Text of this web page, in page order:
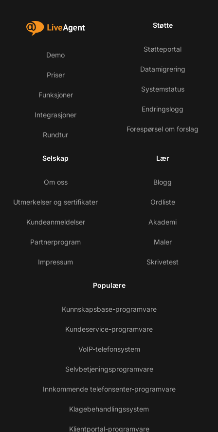
Demo
Priser
Funksjoner
Integrasjoner
Rundtur
Støtte
Støtteportal
Datamigrering
Systemstatus
Endringslogg
Forespørsel om forslag
Selskap
Om oss
Utmerkelser og sertifikater
Kundeanmeldelser
Partnerprogram
Impressum
Lær
Blogg
Ordliste
Akademi
Maler
Skrivetest
Populære
Kunnskapsbase-programvare
Kundeservice-programvare
VoIP-telefonsystem
Selvbetjeningsprogramvare
Innkommende telefonsenter-programvare
Klagebehandlingssystem
Klientportal-programvare